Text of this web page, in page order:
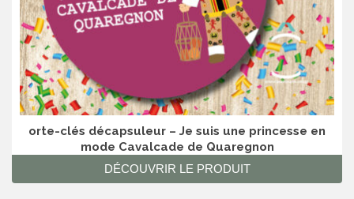
orte-clés décapsuleur – Je suis une princesse en
mode Cavalcade de Quaregnon
DÉCOUVRIR LE PRODUIT